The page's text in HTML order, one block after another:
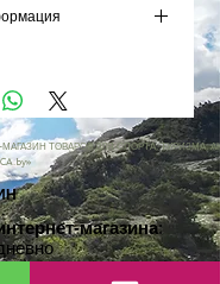
ПО УХОДУ
:Сушить в
месте.
ПО ХРАНЕНИЮ
службы и улучшить
изделия,
виде в сетчатом
ТОВАРОВ ДЛЯ СПОРТА, ТУРИЗМА,
магазина: